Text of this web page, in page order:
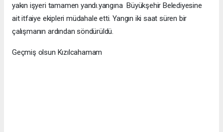
yakın işyeri tamamen yandı.yangına Büyükşehir Belediyesine
ait itfaiye ekipleri müdahale etti. Yangın iki saat süren bir
çalışmanın ardından söndürüldü.
Geçmiş olsun Kızılcahamam